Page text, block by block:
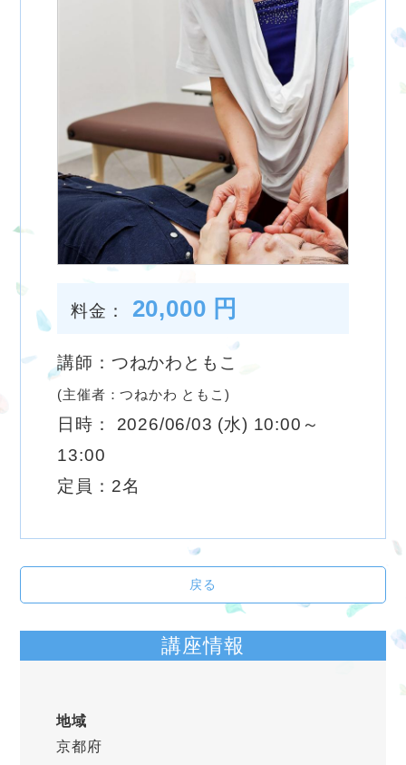
料金： 20,000 円
講師：つねかわともこ
(主催者：つねかわ ともこ)
日時： 2026/06/03 (水) 10:00～
13:00
定員：2名
戻る
講座情報
地域
京都府